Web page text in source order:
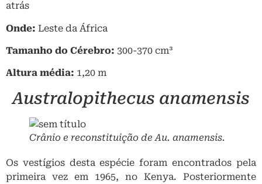
atrás
Onde: Leste da África
Tamanho do Cérebro: 300-370 cm³
Altura média: 1,20 m
Australopithecus anamensis
Crânio e reconstituição deAu. anamensis.
Os vestígios desta espécie foram encontrados pela
primeira vez em 1965, no Kenya. Posteriormente